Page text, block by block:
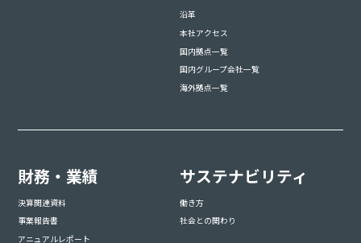
沿革
本社アクセス
国内拠点一覧
国内グループ会社一覧
海外拠点一覧
財務・業績
決算関連資料
事業報告書
アニュアルレポート
サステナビリティ
働き方
社会との関わり